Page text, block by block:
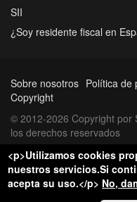
SII
¿Soy residente fiscal en
Sobre nosotros Política de
Copyright
© 2012-2026 Copyright por
los derechos reservados
<p>Utilizamos cookies
nuestros servicios.Si
acepta su uso.</p> No,